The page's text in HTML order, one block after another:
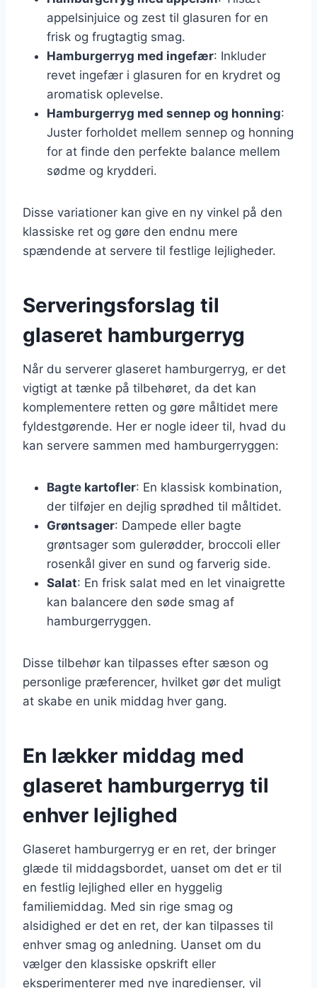
appelsinjuice og zest til glasuren for en
frisk og frugtagtig smag.
Hamburgerryg med ingefær: Inkluder
revet ingefær i glasuren for en krydret og
aromatisk oplevelse.
Hamburgerryg med sennep og honning:
Juster forholdet mellem sennep og honning
for at finde den perfekte balance mellem
sødme og krydderi.
Disse variationer kan give en ny vinkel på den
klassiske ret og gøre den endnu mere
spændende at servere til festlige lejligheder.
Serveringsforslag til
glaseret hamburgerryg
Når du serverer glaseret hamburgerryg, er det
vigtigt at tænke på tilbehøret, da det kan
komplementere retten og gøre måltidet mere
fyldestgørende. Her er nogle ideer til, hvad du
kan servere sammen med hamburgerryggen:
Bagte kartofler: En klassisk kombination,
der tilføjer en dejlig sprødhed til måltidet.
Grøntsager: Dampede eller bagte
grøntsager som gulerødder, broccoli eller
rosenkål giver en sund og farverig side.
Salat: En frisk salat med en let vinaigrette
kan balancere den søde smag af
hamburgerryggen.
Disse tilbehør kan tilpasses efter sæson og
personlige præferencer, hvilket gør det muligt
at skabe en unik middag hver gang.
En lækker middag med
glaseret hamburgerryg til
enhver lejlighed
Glaseret hamburgerryg er en ret, der bringer
glæde til middagsbordet, uanset om det er til
en festlig lejlighed eller en hyggelig
familiemiddag. Med sin rige smag og
alsidighed er det en ret, der kan tilpasses til
enhver smag og anledning. Uanset om du
vælger den klassiske opskrift eller
eksperimenterer med nye ingredienser, vil